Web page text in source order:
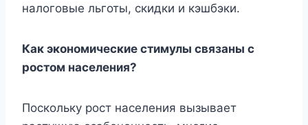
налоговые льготы, скидки и кэшбэки.
Как экономические стимулы связаны с
ростом населения?
Поскольку рост населения вызывает